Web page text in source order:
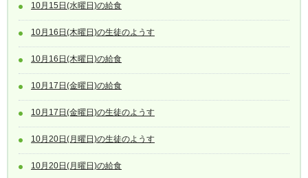
10月15日(水曜日)の給食
10月16日(木曜日)の生徒のようす
10月16日(木曜日)の給食
10月17日(金曜日)の給食
10月17日(金曜日)の生徒のようす
10月20日(月曜日)の生徒のようす
10月20日(月曜日)の給食